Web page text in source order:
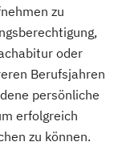
zu
oder
Berufsjahren
persönliche
erfolgreich
zu können.